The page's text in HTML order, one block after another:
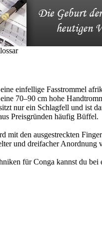
einfellige Fasstrommel
70–90 cm hohe
nur ein Schlagfell und ist
Preisgründen häufig Büffel.
mit den ausgestreckten
und dreifacher Anordnung
für Conga kannst du